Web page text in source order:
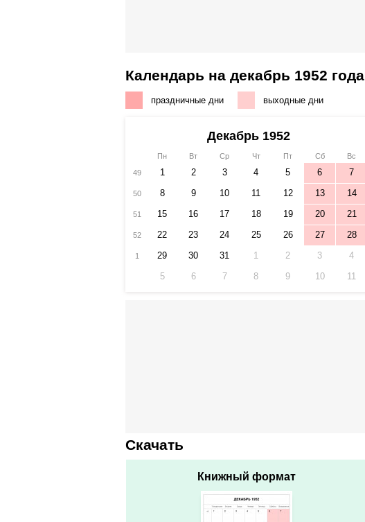
Календарь на декабрь 1952 года
праздничные дни выходные дни
Декабрь 1952
Пн Вт Ср Чт Пт Сб
Вс
49
1 2 3 4 5 6 7
50 8 9 10 11 12 13 14
51 15 16 17 18 19 20 21
52 22 23 24 25 26 27 28
1 29 30 31 1 2 3
4
5
6 7 8 9 10 11
Скачать
Книжный формат